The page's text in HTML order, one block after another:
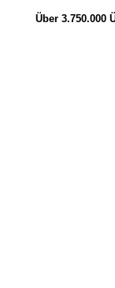
Über 3.750.000